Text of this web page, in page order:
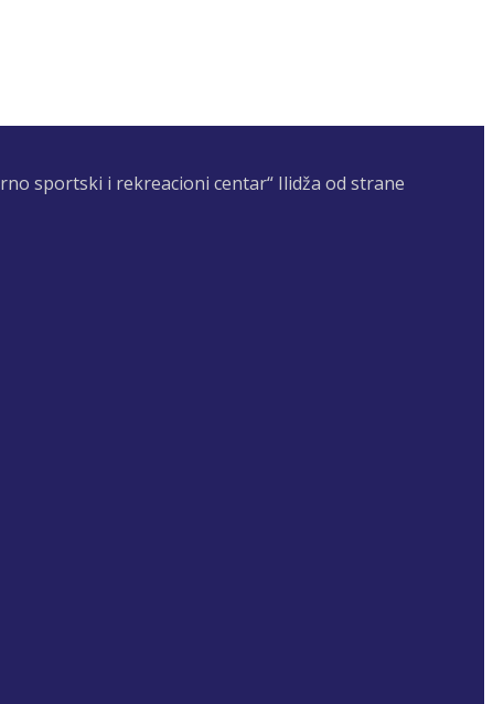
sportski i rekreacioni centar“ Ilidža od strane